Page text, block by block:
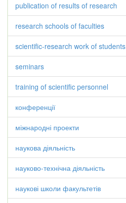
publication of results of research
research schools of faculties
scientific-research work of students
seminars
training of scientific personnel
конференції
міжнародні проекти
наукова діяльність
науково-технічна діяльність
наукові школи факультетів